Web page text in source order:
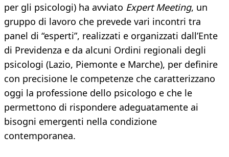
per gli psicologi) ha avviato Expert Meeting, un
gruppo di lavoro che prevede vari incontri tra
panel di “esperti”, realizzati e organizzati dall’Ente
di Previdenza e da alcuni Ordini regionali degli
psicologi (Lazio, Piemonte e Marche), per definire
con precisione le competenze che caratterizzano
oggi la professione dello psicologo e che le
permettono di rispondere adeguatamente ai
bisogni emergenti nella condizione
contemporanea.